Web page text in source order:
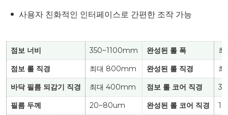
사용자 친화적인 인터페이스로 간편한 조작 가능
점보 너비 350~1100mm 완성된 롤 폭
점보 롤 직경
최대 800mm 완성된 롤 직경
최
바닥 필름 되감기 직경
최대 400mm 점보 롤 코어 직경
3
필름 두께
20~80um 완성된 롤 코어 직경
1